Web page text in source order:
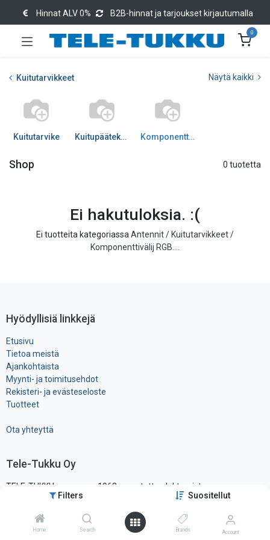
Filters Suositellut
Home Search Brands Account
Hinnat ALV 0% B2B-hinnat ja tarjoukset kirjautumalla
0
Kuitutarvikkeet Näytä kaikki
Kuitutarvike Kuitupäätekotelot Komponenttivälij RGB...
Shop 0 tuotetta
Ei hakutuloksia. :(
Ei tuotteita kategoriassa Antennit / Kuitutarvikkeet /
Komponenttivälij RGB...
Hyödyllisiä linkkejä
Etusivu
Tietoa meistä
Ajankohtaista
Myynti- ja toimitusehdot
Rekisteri- ja ​evästeseloste
Tuotteet
Ota yhteyttä
Tele-Tukku Oy
TELE-TUKKU on vuonna 1963 perustettu elektronisten
komponenttien ja tarvikkeiden maahantuonti- ja tukkuliike, ollen yksi
alansa vanhimmista ja tunnetuimmista yrityksistä Suomessa.
Sijaitsemme pääkaupunkiseudun läheisyydessä hyvien
liikenneyhteysien varrella, vain noin vartin päässä lentokentältä.